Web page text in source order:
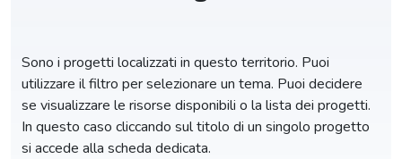
Sono i progetti localizzati in questo territorio. Puoi
utilizzare il filtro per selezionare un tema. Puoi decidere
se visualizzare le risorse disponibili o la lista dei progetti.
In questo caso cliccando sul titolo di un singolo progetto
si accede alla scheda dedicata.